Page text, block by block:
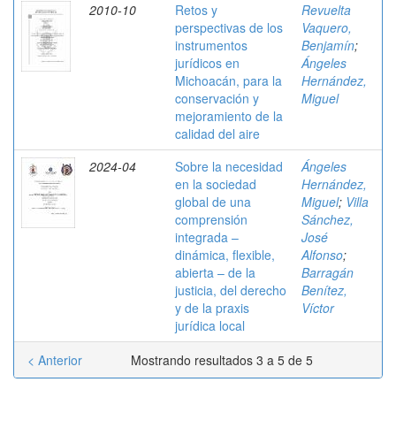
2010-10
Retos y
perspectivas de los
instrumentos
jurídicos en
Michoacán, para la
conservación y
mejoramiento de la
calidad del aire
Revuelta
Vaquero,
Benjamín;
Ángeles
Hernández,
Miguel
2024-04
Sobre la necesidad
en la sociedad
global de una
comprensión
integrada –
dinámica, flexible,
abierta – de la
justicia, del derecho
y de la praxis
jurídica local
Ángeles
Hernández,
Miguel; Villa
Sánchez,
José
Alfonso;
Barragán
Benítez,
Víctor
Mostrando resultados 3 a 5 de 5
< Anterior